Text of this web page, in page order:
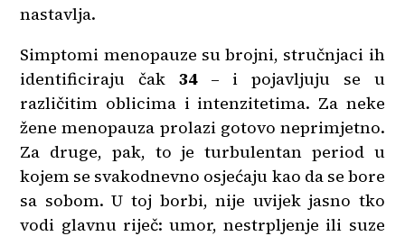
nastavlja.
Simptomi menopauze su brojni, stručnjaci ih
identificiraju čak 34– i pojavljuju se u
različitim oblicima i intenzitetima. Za neke
žene menopauza prolazi gotovo neprimjetno.
Za druge, pak, to je turbulentan period u
kojem se svakodnevno osjećaju kao da se bore
sa sobom. U toj borbi, nije uvijek jasno tko
vodi glavnu riječ: umor, nestrpljenje ili suze